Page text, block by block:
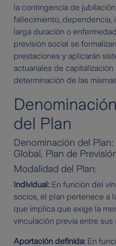
la contingencia de
fallecimiento, dependencia,
larga duración o
previsión social se
prestaciones y aplicarán
actuariales de
determinación de las
del Plan
Denominación del
Global, Plan de
Modalidad del Plan:
Individual: En función del
socios, el plan pertenece a
que implica que exige la
vinculación previa entre sus
Aportación definida: En